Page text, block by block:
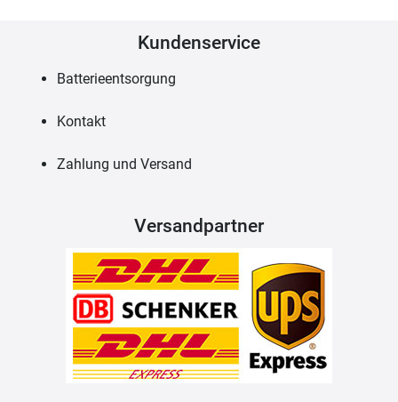
Kundenservice
Batterieentsorgung
Kontakt
Zahlung und Versand
Versandpartner